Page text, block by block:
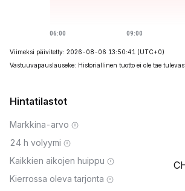
Viimeksi päivitetty: 2026-08-06 13:50:41 (UTC+0)
Vastuuvapauslauseke: Historiallinen tuotto ei ole tae
Hintatilastot
Markkina-arvo
24 h volyymi
Kaikkien aikojen huippu
Kierrossa oleva tarjonta